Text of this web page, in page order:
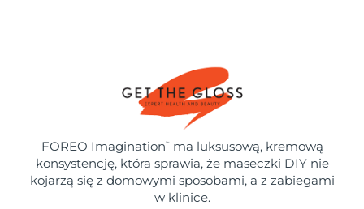
FOREO Imagination ™
ma luksusową, kremową
konsystencję, która sprawia, że maseczki DIY nie
kojarzą się z domowymi sposobami, a z zabiegami
w klinice.